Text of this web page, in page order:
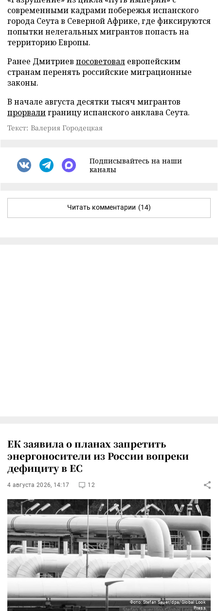
современными кадрами побережья испанского
города Сеута в Северной Африке, где фиксируются
попытки нелегальных мигрантов попасть на
территорию Европы.
Ранее Дмитриев посоветовал европейским
странам перенять российские миграционные
законы.
В начале августа десятки тысяч мигрантов
прорвалиграницу испанского анклава Сеута.
Текст: Валерия Городецкая
Подписывайтесь на наши
каналы
Читать комментарии (14)
ЕК заявила о планах запретить
энергоносители из России вопреки
дефициту в ЕС
4 августа 2026, 14:17 12
Фото: Stefan Sauer/dpa/Global Look
Press